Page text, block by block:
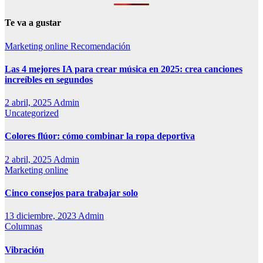
Te va a gustar
Marketing online Recomendación
Las 4 mejores IA para crear música en 2025: crea canciones
increíbles en segundos
2 abril, 2025 Admin
Uncategorized
Colores flúor: cómo combinar la ropa deportiva
2 abril, 2025 Admin
Marketing online
Cinco consejos para trabajar solo
13 diciembre, 2023 Admin
Columnas
Vibración